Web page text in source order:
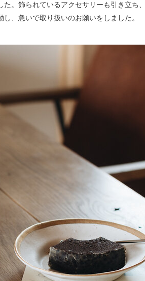
た。飾られているアクセサリーも引き立ち
、急いで取り扱いのお願いをしました。